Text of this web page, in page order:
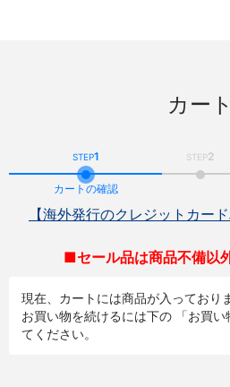
カート
STEP1
カートの確認
STEP2
【海外発行のクレジットカー
■セール品は商品不備以
現在、カートには商品が入っており
お買い物を続けるには下の 「お買
てください。